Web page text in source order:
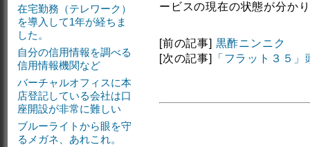
ービスの現在の状態が分か
[前の記事] 黒酢ニンニク
[次の記事]
「フラット３５
在宅勤務（テレワーク）
を導入して1年が経ちま
した。
自分の信用情報を調べる
信用情報機関など
バーチャルオフィスに本
店登記している会社は口
座開設が非常に難しい
ブルーライトから眼を守
るメガネ、あれこれ。